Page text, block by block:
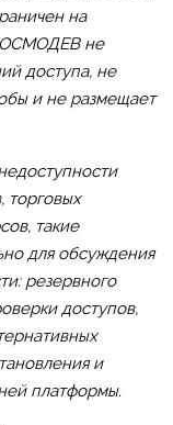
на
не
доступа, не
и не размещает
торговых
такие
для обсуждения
резервного
доступов,
и
платформы.